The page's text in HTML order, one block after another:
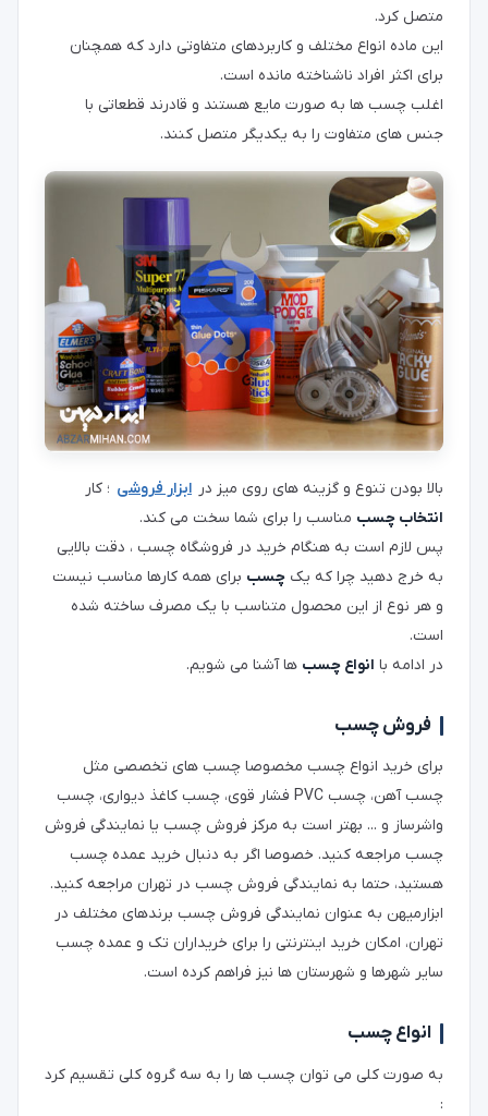
متصل کرد.
این ماده انواع مختلف و کاربردهای متفاوتی دارد که همچنان
برای اکثر افراد ناشناخته مانده است.
اغلب چسب ها به صورت مایع هستند و قادرند قطعاتی با
جنس های متفاوت را به یکدیگر متصل کنند.
بالا بودن تنوع و گزینه های روی میز در ابزار فروشی ؛ کار
انتخاب چسب مناسب را برای شما سخت می کند.
پس لازم است به هنگام خرید در فروشگاه چسب ، دقت بالایی
به خرج دهید چرا که یک چسب برای همه کارها مناسب نیست
و هر نوع از این محصول متناسب با یک مصرف ساخته شده
است.
در ادامه با انواع چسب ها آشنا می شویم.
فروش چسب
برای خرید انواع چسب مخصوصا چسب های تخصصی مثل
چسب آهن، چسب PVC فشار قوی، چسب کاغذ دیواری، چسب
واشرساز و ... بهتر است به مرکز فروش چسب یا نمایندگی فروش
چسب مراجعه کنید. خصوصا اگر به دنبال خرید عمده چسب
هستید، حتما به نمایندگی فروش چسب در تهران مراجعه کنید.
ابزارمیهن به عنوان نمایندگی فروش چسب برندهای مختلف در
تهران، امکان خرید اینترنتی را برای خریداران تک و عمده چسب
سایر شهرها و شهرستان ها نیز فراهم کرده است.
انواع چسب
به صورت کلی می توان چسب ها را به سه گروه کلی تقسیم کرد
: